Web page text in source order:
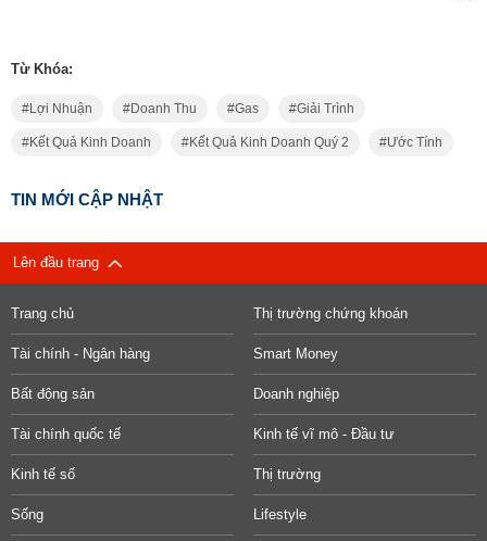
Từ Khóa:
Lợi Nhuận Doanh Thu Gas Giải Trình
Kết Quả Kinh Doanh Kết Quả Kinh Doanh Quý 2 Ước Tính
TIN MỚI CẬP NHẬT
Lên đầu trang
Trang chủ Thị trường chứng khoán
Tài chính - Ngân hàng Smart Money
Bất động sản Doanh nghiệp
Tài chính quốc tế Kinh tế vĩ mô - Đầu tư
Kinh tế số Thị trường
Sống Lifestyle